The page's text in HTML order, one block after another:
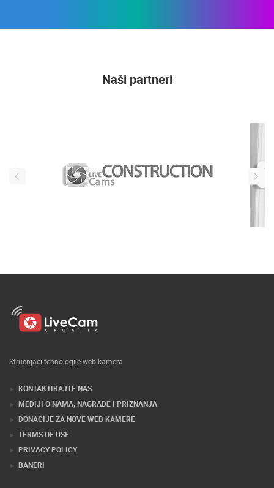
Naši partneri
Stručnjaci tehnologije web kamera
KONTAKTIRAJTE NAS
MEDIJI O NAMA, NAGRADE I PRIZNANJA
DONACIJE ZA NOVE WEB KAMERE
TERMS OF USE
PRIVACY POLICY
BANERI